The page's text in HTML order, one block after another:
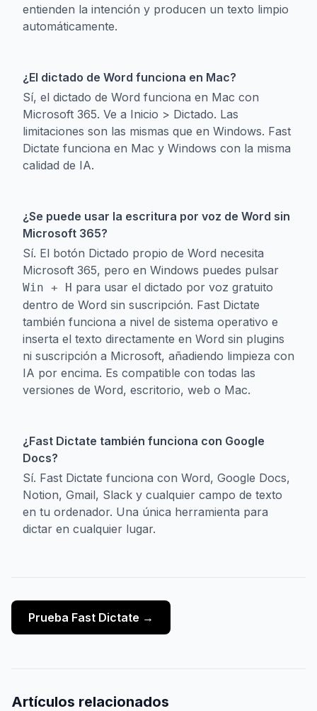
entienden la intención y producen un texto limpio
automáticamente.
¿El dictado de Word funciona en Mac?
Sí, el dictado de Word funciona en Mac con
Microsoft 365. Ve a Inicio > Dictado. Las
limitaciones son las mismas que en Windows. Fast
Dictate funciona en Mac y Windows con la misma
calidad de IA.
¿Se puede usar la escritura por voz de Word sin
Microsoft 365?
Sí. El botón Dictado propio de Word necesita
Microsoft 365, pero en Windows puedes pulsar
Win + H para usar el dictado por voz gratuito
dentro de Word sin suscripción. Fast Dictate
también funciona a nivel de sistema operativo e
inserta el texto directamente en Word sin plugins
ni suscripción a Microsoft, añadiendo limpieza con
IA por encima. Es compatible con todas las
versiones de Word, escritorio, web o Mac.
¿Fast Dictate también funciona con Google
Docs?
Sí. Fast Dictate funciona con Word, Google Docs,
Notion, Gmail, Slack y cualquier campo de texto
en tu ordenador. Una única herramienta para
dictar en cualquier lugar.
Prueba Fast Dictate →
Artículos relacionados